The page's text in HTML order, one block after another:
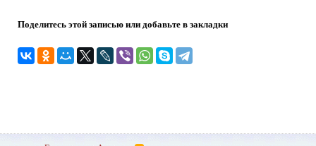
Поделитесь этой записью или добавьте в закладки